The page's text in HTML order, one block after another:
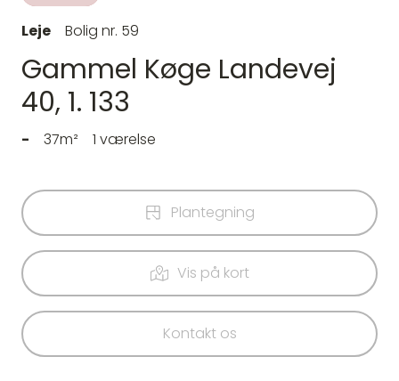
Leje Bolig nr. 59
Gammel Køge Landevej
40, 1. 133
- 37m² 1 værelse
Plantegning
Vis på kort
Kontakt os